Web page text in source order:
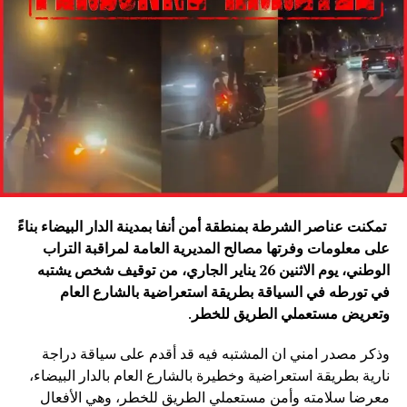
تمكنت عناصر الشرطة بمنطقة أمن أنفا بمدينة الدار البيضاء بناءً
على معلومات وفرتها مصالح المديرية العامة لمراقبة التراب
الوطني، يوم الاثنين 26 يناير الجاري، من توقيف شخص يشتبه
في تورطه في السياقة بطريقة استعراضية بالشارع العام
وتعريض مستعملي الطريق للخطر .
وذكر مصدر امني ان المشتبه فيه قد أقدم على سياقة دراجة
نارية بطريقة استعراضية وخطيرة بالشارع العام بالدار البيضاء،
معرضا سلامته وأمن مستعملي الطريق للخطر، وهي الأفعال